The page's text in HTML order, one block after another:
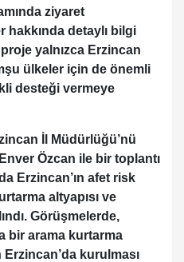
ziyaret
hakkında detaylı bilgi
yalnızca Erzincan
ülkeler için de önemli
desteği vermeye
İl Müdürlüğü’nü
Özcan ile bir toplantı
Erzincan’ın afet risk
altyapısı ve
Görüşmelerde,
bir arama kurtarma
kurulması